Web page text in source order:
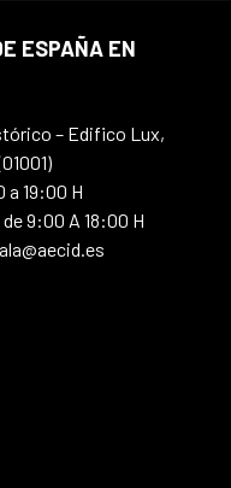
ESPAÑA EN
– Edifico Lux,
a 19:00 H
9:00 A 18:00 H